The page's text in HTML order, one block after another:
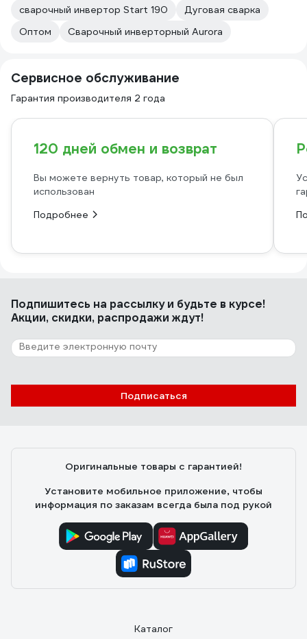
сварочный инвертор Start 190
Дуговая сварка
Оптом
Сварочный инверторный Aurora
Сервисное обслуживание
Гарантия производителя 2 года
120 дней обмен и возврат
Вы можете вернуть товар, который не был
использован
Подробнее
Подпишитесь на рассылкуи будьте в курсе!
Акции, скидки, распродажи ждут!
Подписаться
Оригинальные товары с гарантией!
Установите мобильное приложение, чтобы
информация по заказам всегда была под рукой
Каталог